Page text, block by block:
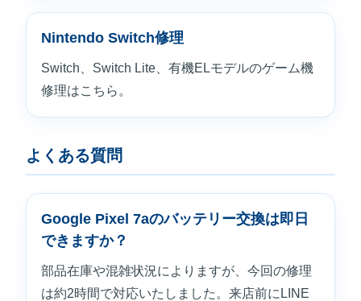
Nintendo Switch修理
Switch、Switch Lite、有機ELモデルのゲーム機
修理はこちら。
よくある質問
Google Pixel 7aのバッテリー交換は即日
できますか？
部品在庫や混雑状況によりますが、今回の修理
は約2時間で対応いたしました。来店前にLINE